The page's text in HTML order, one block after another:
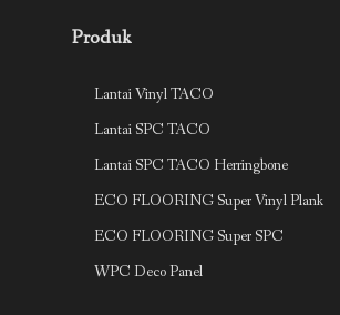
Produk
Lantai Vinyl TACO
Lantai SPC TACO
Lantai SPC TACO Herringbone
ECO FLOORING Super Vinyl Plank
ECO FLOORING Super SPC
WPC Deco Panel